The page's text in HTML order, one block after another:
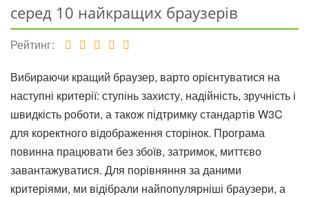
серед 10 найкращих браузерів
Рейтинг
Вибираючи кращий браузер, варто орієнтуватися на
наступні критерії: ступінь захисту, надійність, зручність і
швидкість роботи, а також підтримку стандартів W3C
для коректного відображення сторінок. Програма
повинна працювати без збоїв, затримок, миттєво
завантажуватися. Для порівняння за даними
критеріями, ми відібрали найпопулярніші браузери, а